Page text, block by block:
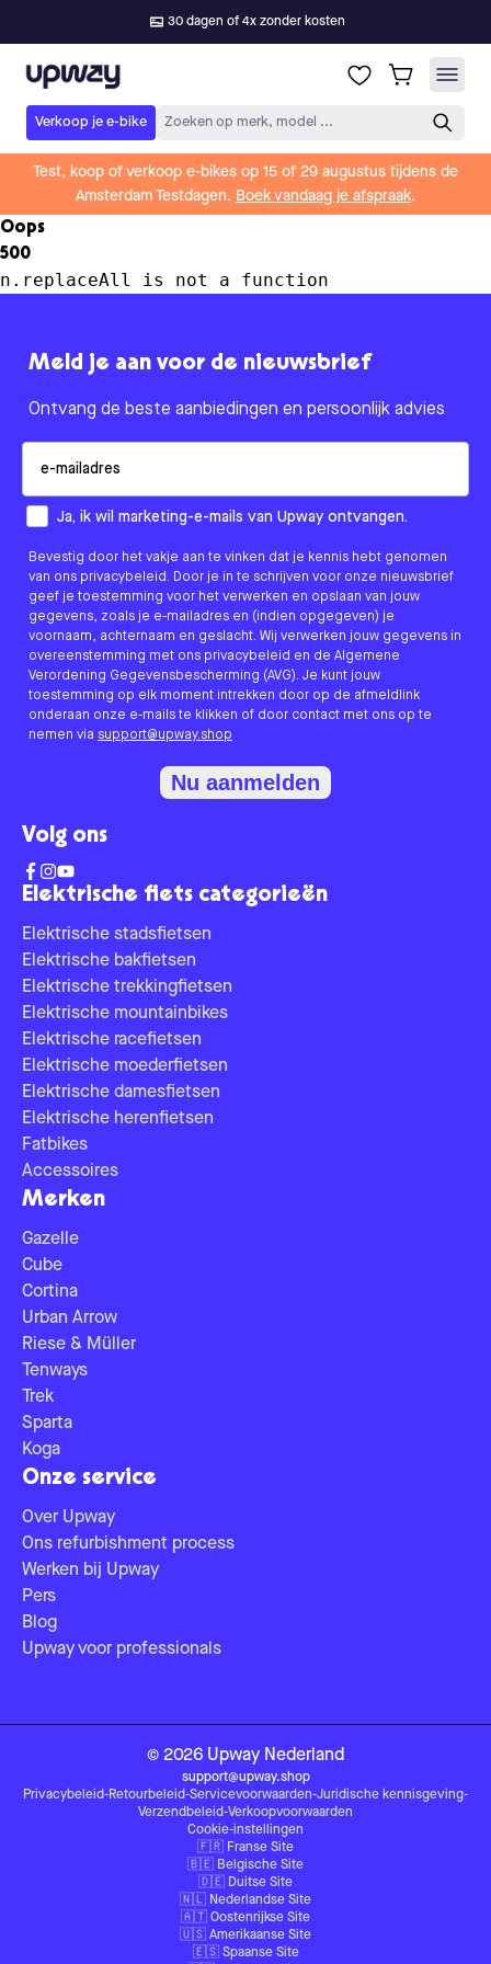
30 dagen of 4x zonder kosten
Upway
Verkoop je e-bike Zoeken op merk, model ...
Test, koop of verkoop e-bikes op 15 of 29 augustus tijdens de
Amsterdam Testdagen. Boek vandaag je afspraak.
Oops
500
n.replaceAll is not a function
Elektrische fiets categorieën
Elektrische stadsfietsen
Elektrische bakfietsen
Elektrische trekkingfietsen
Elektrische mountainbikes
Elektrische racefietsen
Elektrische moederfietsen
Elektrische damesfietsen
Elektrische herenfietsen
Fatbikes
Accessoires
Merken
Gazelle
Cube
Cortina
Urban Arrow
Riese & Müller
Tenways
Trek
Sparta
Koga
Onze service
Over Upway
Ons refurbishment process
Werken bij Upway
Pers
Blog
Upway voor professionals
Meld je aan voor de nieuwsbrief
Ontvang de beste aanbiedingen en persoonlijk advies
How would you like to hear from us?
Ja, ik wil marketing-e-mails van Upway ontvangen.
Bevestig door het vakje aan te vinken dat je kennis hebt genomen
van ons privacybeleid. Door je in te schrijven voor onze nieuwsbrief
geef je toestemming voor het verwerken en opslaan van jouw
gegevens, zoals je e-mailadres en (indien opgegeven) je
voornaam, achternaam en geslacht. Wij verwerken jouw gegevens in
overeenstemming met ons privacybeleid en de Algemene
Verordening Gegevensbescherming (AVG). Je kunt jouw
toestemming op elk moment intrekken door op de afmeldlink
onderaan onze e-mails te klikken of door contact met ons op te
nemen via support@upway.shop
Nu aanmelden
Volg ons
© 2026 Upway Nederland
support@upway.shop
Privacybeleid-Retourbeleid-Servicevoorwaarden-Juridische kennisgeving-
Verzendbeleid-Verkoopvoorwaarden
Cookie-instellingen
🇫🇷 Franse Site
🇧🇪 Belgische Site
🇩🇪 Duitse Site
🇳🇱 Nederlandse Site
🇦🇹 Oostenrijkse Site
🇺🇸 Amerikaanse Site
🇪🇸 Spaanse Site